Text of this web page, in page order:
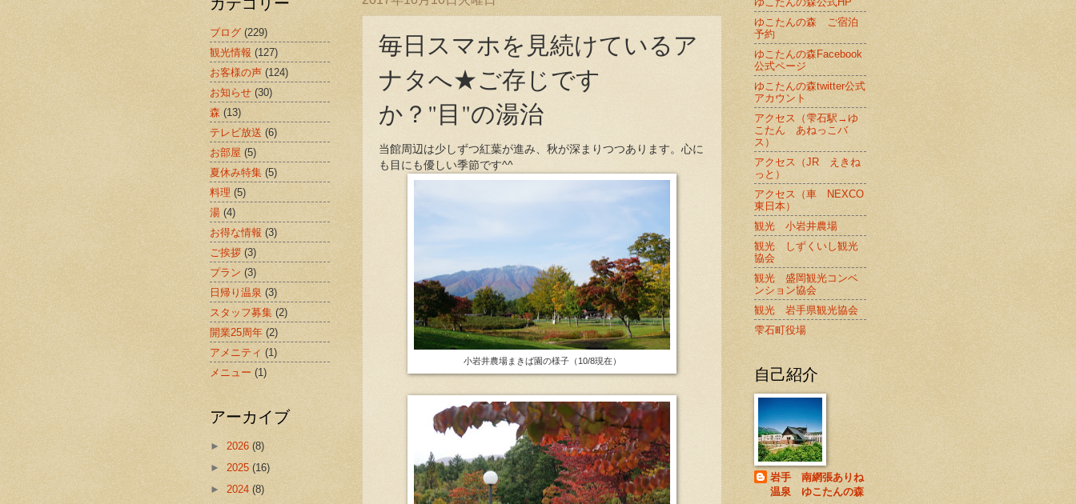
毎日スマホを見続けているア
ナタへ★ご存じです
か？"目"の湯治
当館周辺は少しずつ紅葉が進み、秋が深まりつつあります。心に
も目にも優しい季節です^^
小岩井農場まきば園の様子（10/8現在）
ブログ (229)
観光情報 (127)
お客様の声 (124)
お知らせ (30)
森 (13)
テレビ放送 (6)
お部屋 (5)
夏休み特集 (5)
料理 (5)
湯 (4)
お得な情報 (3)
ご挨拶 (3)
プラン (3)
日帰り温泉 (3)
スタッフ募集 (2)
開業25周年 (2)
アメニティ (1)
メニュー (1)
アーカイブ
► 2026 (8)
► 2025 (16)
► 2024 (8)
ゆこたんの森 ご宿泊
予約
ゆこたんの森Facebook
公式ページ
ゆこたんの森twitter公式
アカウント
アクセス（雫石駅→ゆ
こたん あねっこバ
ス）
アクセス（JR えきね
っと）
アクセス（車 NEXCO
東日本）
観光 小岩井農場
観光 しずくいし観光
協会
観光 盛岡観光コンベ
ンション協会
観光 岩手県観光協会
雫石町役場
自己紹介
岩手 南網張ありね
温泉 ゆこたんの森